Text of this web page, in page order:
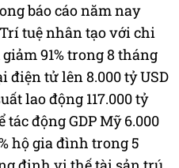
báo cáo năm nay
tuệ nhân tạo với chi
91% trong 8 tháng
điện tử lên 8.000 tỷ USD
lao động 117.000 tỷ
tác động GDP Mỹ 6.000
hộ gia đình trong 5